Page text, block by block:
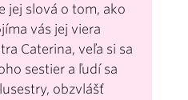
jej slová o tom, ako
vás jej viera
Caterina, veľa si sa
sestier a ľudí sa
obzvlášť